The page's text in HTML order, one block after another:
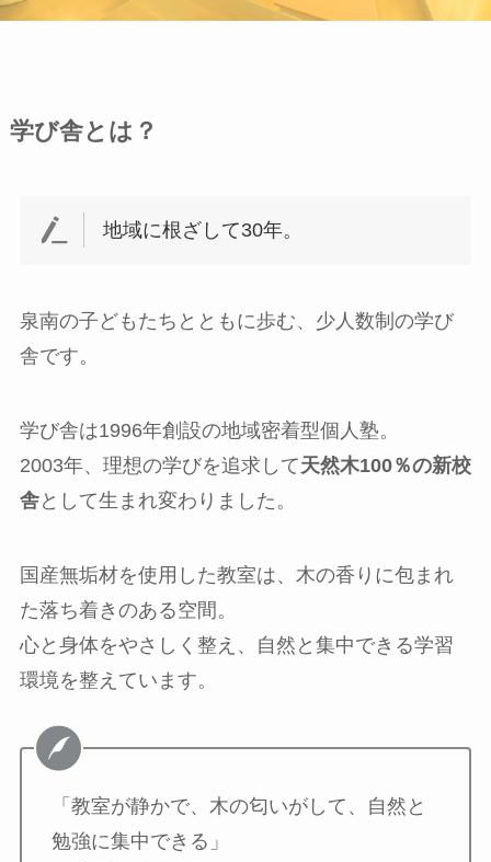
学び舎とは？
地域に根ざして30年。
泉南の子どもたちとともに歩む、少人数制の学び
舎です。
学び舎は1996年創設の地域密着型個人塾。
2003年、理想の学びを追求して天然木100％の新校
舎として生まれ変わりました。
国産無垢材を使用した教室は、木の香りに包まれ
た落ち着きのある空間。
心と身体をやさしく整え、自然と集中できる学習
環境を整えています。
「教室が静かで、木の匂いがして、自然と
勉強に集中できる」